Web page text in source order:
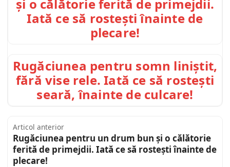
și o călătorie ferită de primejdii.
Iată ce să rostești înainte de
plecare!
Rugăciunea pentru somn liniștit,
fără vise rele. Iată ce să rostești
seară, înainte de culcare!
Articol anterior
Rugăciunea pentru un drum bun și o călătorie
ferită de primejdii. Iată ce să rostești înainte de
plecare!